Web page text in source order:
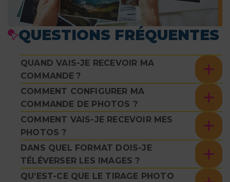
QUESTIONS FRÉQUENTES
QUAND VAIS-JE RECEVOIR MA
COMMANDE ?
COMMENT CONFIGURER MA
COMMANDE DE PHOTOS ?
COMMENT VAIS-JE RECEVOIR MES
PHOTOS ?
DANS QUEL FORMAT DOIS-JE
TÉLÉVERSER LES IMAGES ?
QU’EST-CE QUE LE TIRAGE PHOTO